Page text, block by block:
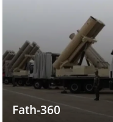
Fath-360